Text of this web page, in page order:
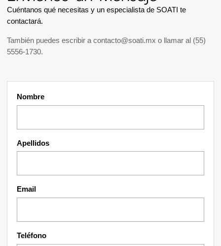
Cuéntanos qué necesitas y un especialista de SOATI te
contactará.
También puedes escribir a contacto@soati.mx o llamar al (55)
5556-1730.
Nombre
Apellidos
Email
Teléfono